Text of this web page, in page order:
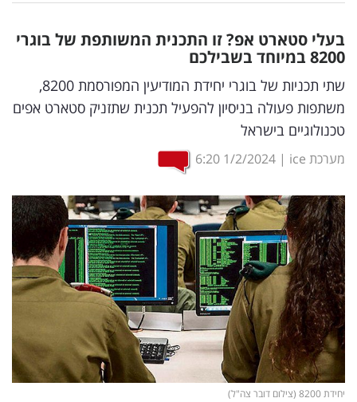
דיגיטל
וטק
שיווק
ופרסום
מדדים
ומחקרים
דעות
רכילות
עסקית
קריפטו
בעלי סטארט אפ? זו התכנית המשותפת של בוגרי
8200 במיוחד בשבילכם
שתי תכניות של בוגרי יחידת המודיעין המפורסמת 8200,
משתפות פעולה בניסיון להפעיל תכנית שתזניק סטארט אפים
טכנולוגיים בישראל
מערכת ice |
1/2/2024
6:20
יחידת 8200 (צילום דובר צה"ל)